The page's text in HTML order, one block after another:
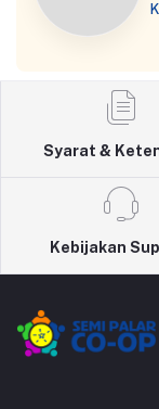
Syarat &
Kebijakan